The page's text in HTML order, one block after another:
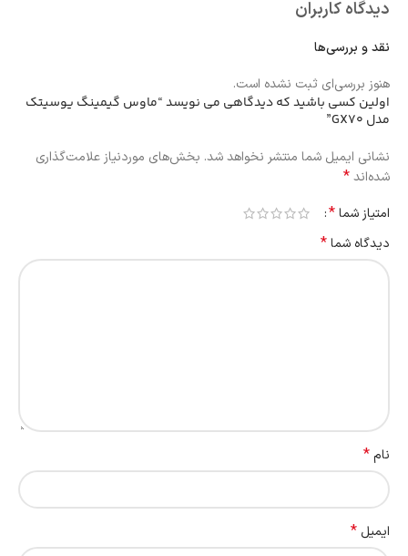
دیدگاه کاربران
نقد و بررسی‌ها
هنوز بررسی‌ای ثبت نشده است.
اولین کسی باشید که دیدگاهی می نویسد “ماوس گیمینگ یوسیتک
مدل GX70”
نشانی ایمیل شما منتشر نخواهد شد. بخش‌های موردنیاز علامت‌گذاری
شده‌اند*
امتیاز شما*
دیدگاه شما*
نام*
ایمیل *